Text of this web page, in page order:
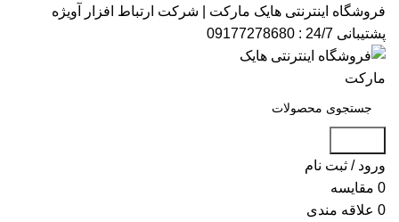
فروشگاه اینترنتی هایک مارکت | شرکت ارتباط افزار آویژه​
پشتیبانی 24/7 : 09177278680
ورود / ثبت نام
0 مقایسه
0 علاقه مندی